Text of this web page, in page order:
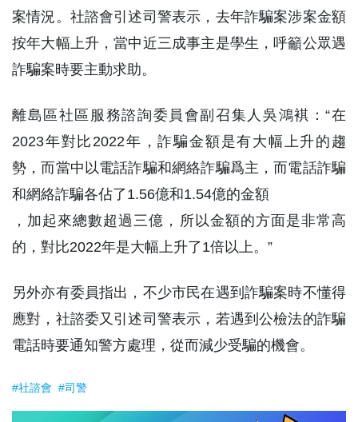
案情況。社諮會引述司警表示，去年詐騙案涉案金額
按年大幅上升，當中近三成事主是學生，呼籲公眾遇
詐騙案時要主動求助。
離島區社區服務諮詢委員會副召集人吳鴻褀：“在
2023年對比2022年，詐騙金額是有大幅上升的趨
勢，而當中以電話詐騙和網絡詐騙爲主，而電話詐騙
和網絡詐騙各佔了1.56億和1.54億的金額
，加起來總數超過三億，所以金額的方面是非常高
的，對比2022年是大幅上升了1倍以上。”
另外亦有委員指出，不少市民在遇到詐騙案時不懂得
應對，社諮委又引述司警表示，若遇到公檢法的詐騙
電話時要通知警方處理，從而減少受騙的機會。
#社諮會 #司警